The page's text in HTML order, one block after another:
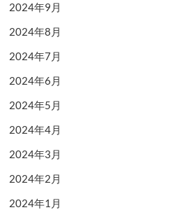
2024年9月
2024年8月
2024年7月
2024年6月
2024年5月
2024年4月
2024年3月
2024年2月
2024年1月